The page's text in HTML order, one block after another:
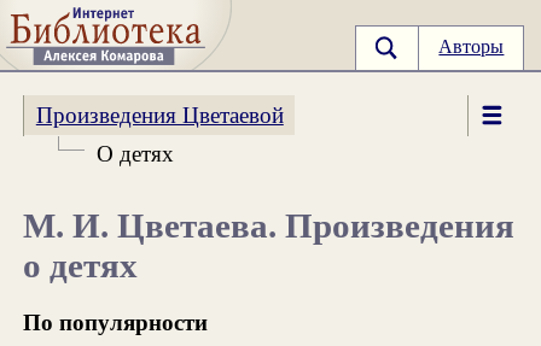
Авторы
Произведения Цветаевой
О детях
М. И. Цветаева. Произведения
о детях
По популярности